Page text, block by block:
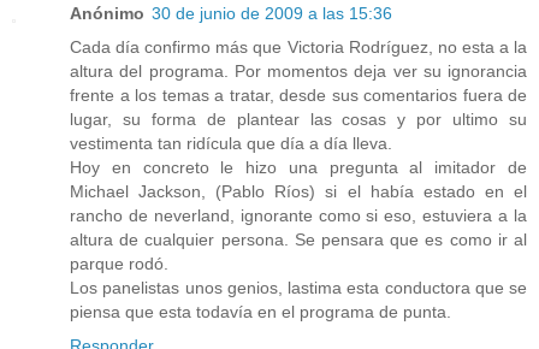
Anónimo 30 de junio de 2009 a las 15:36
Cada día confirmo más que Victoria Rodríguez, no esta a la
altura del programa. Por momentos deja ver su ignorancia
frente a los temas a tratar, desde sus comentarios fuera de
lugar, su forma de plantear las cosas y por ultimo su
vestimenta tan ridícula que día a día lleva.
Hoy en concreto le hizo una pregunta al imitador de
Michael Jackson, (Pablo Ríos) si el había estado en el
rancho de neverland, ignorante como si eso, estuviera a la
altura de cualquier persona. Se pensara que es como ir al
parque rodó.
Los panelistas unos genios, lastima esta conductora que se
piensa que esta todavía en el programa de punta.